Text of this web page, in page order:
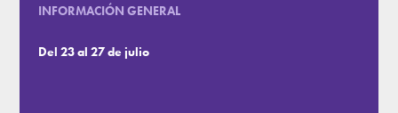
INFORMACIÓN GENERAL
Del 23 al 27 de julio